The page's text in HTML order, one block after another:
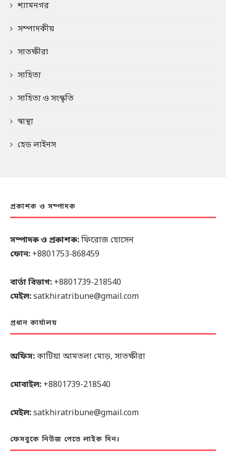
শ্যামনগর
সম্পাদকীয়
সাতক্ষীরা
সাহিত্য
সাহিত্য ও সংস্কৃতি
স্বাস্থ্য
হেড লাইনস
প্রকাশক ও সম্পাদক
সম্পাদক ও প্রকাশক:ফিরোজ হোসেন
ফোন: +8801753-868459
বার্তা বিভাগ: +8801739-218540
মেইল:satkhiratribune@gmail.com
প্রধান কার্যালয়
অফিস:কাটিয়া আমতলা মোড়, সাতক্ষীরা
মোবাইল: +8801739-218540
মেইল:satkhiratribune@gmail.com
ফেসবুকে নিউজ পেতে লাইক দিন।